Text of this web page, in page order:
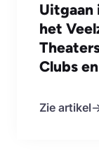
Uitgaan
het
Clubs
Zie artikel